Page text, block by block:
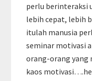
perlu berinteraksi
lebih cepat, lebih
itulah manusia
seminar motivasi
orang-orang yang
kaos